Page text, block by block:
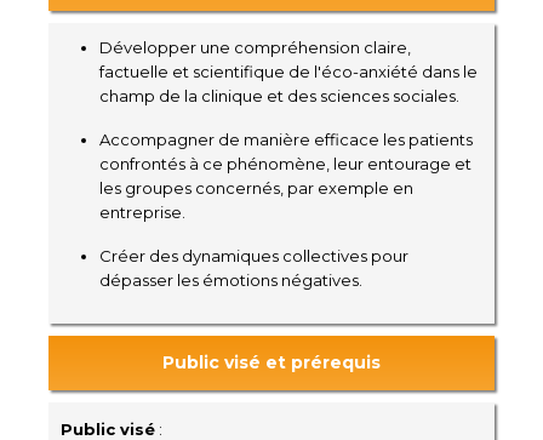
Développer une compréhension claire,
factuelle et scientifique de l'éco-anxiété dans le
champ de la clinique et des sciences sociales.
Accompagner de manière efficace les patients
confrontés à ce phénomène, leur entourage et
les groupes concernés, par exemple en
entreprise.
Créer des dynamiques collectives pour
dépasser les émotions négatives.
Public visé et prérequis
Public visé :